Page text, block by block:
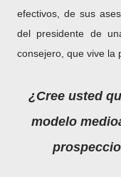
efectivos, de sus
del presidente de
consejero, que vive la
¿Cree usted que Canarias debe cambiar su
modelo